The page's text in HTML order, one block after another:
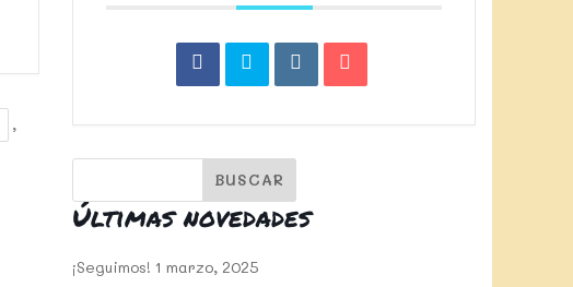
,
Últimas novedades
¡Seguimos! 1 marzo, 2025